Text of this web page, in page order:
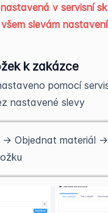
v servisní
slevám
k zakázce
pomocí
nastavené slevy
> Objednat materiál -